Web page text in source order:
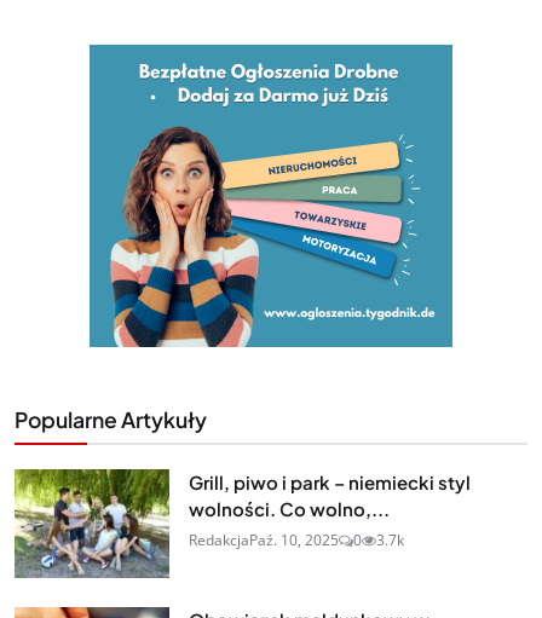
Popularne Artykuły
Grill, piwo i park – niemiecki styl
wolności. Co wolno,...
RedakcjaPaź. 10, 2025 0 3.7k